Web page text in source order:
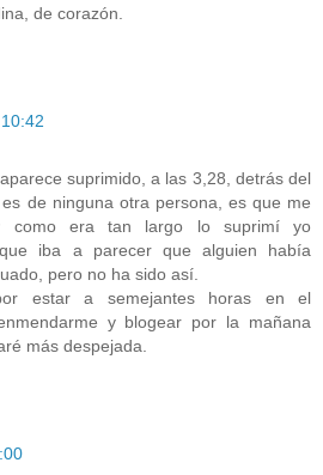
de corazón.
suprimido, a las 3,28, detrás del
de ninguna otra persona, es que me
como era tan largo lo suprimí yo
iba a parecer que alguien había
pero no ha sido así.
estar a semejantes horas en el
y blogear por la mañana
más despejada.